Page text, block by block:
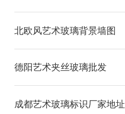
北欧风艺术玻璃背景墙图
德阳艺术夹丝玻璃批发
成都艺术玻璃标识厂家地址